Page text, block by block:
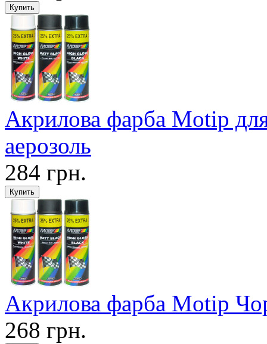
Акрилова фарба Motip
аерозоль
284 грн.
Акрилова фарба Motip
268 грн.